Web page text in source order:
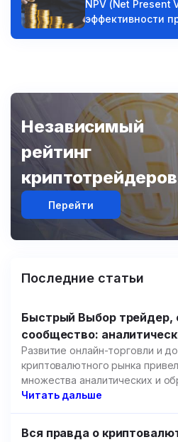
NPV (Net Present
эффективности
Независимый
рейтинг
криптотрейдеров
Перейти
Последние статьи
Быстрый Выбор трейдер,
сообщество:
Развитие онлайн-торговли и
криптовалютного рынка
множества аналитических и
площадок.
Читать дальше
Вся правда о